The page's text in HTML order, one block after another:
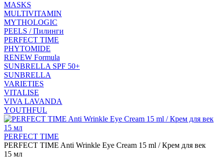
MASKS
MULTIVITAMIN
MYTHOLOGIC
PEELS / Пилинги
PERFECT TIME
PHYTOMIDE
RENEW Formula
SUNBRELLA SPF 50+
SUNBRELLA
VARIETIES
VITALISE
VIVA LAVANDA
YOUTHFUL
PERFECT TIME
PERFECT TIME Anti Wrinkle Eye Cream 15 ml / Крем для век
15 мл